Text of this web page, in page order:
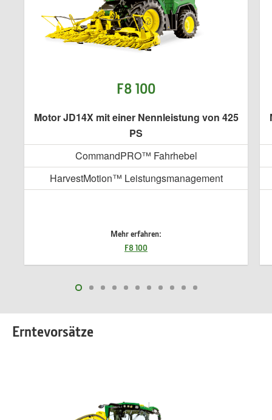
F8 100
Motor JD14X mit einer Nennleistung von 425
PS
CommandPRO™ Fahrhebel
HarvestMotion™ Leistungsmanagement
Mehr erfahren:
F8 100
Erntevorsätze